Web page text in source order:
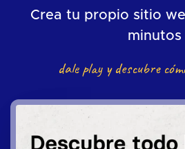
Crea tu propio sitio
minutos
dale play y descubre